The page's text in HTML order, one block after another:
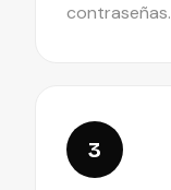
contraseñas.
3